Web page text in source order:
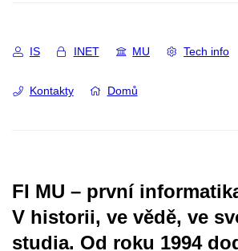
IS INET MU Tech info
Kontakty Domů
FI MU – první
V historii, ve vědě, ve
studia. Od roku 1994